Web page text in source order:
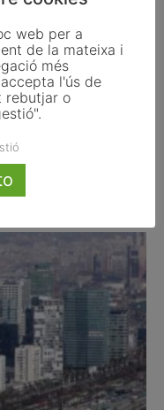
web per a
de la mateixa i
més
l'ús de
rebutjar o